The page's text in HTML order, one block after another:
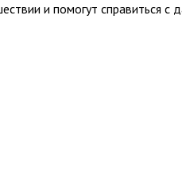
и помогут справиться с